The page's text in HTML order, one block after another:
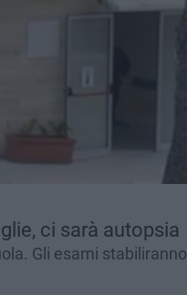
ci sarà autopsia
Gli esami stabiliranno